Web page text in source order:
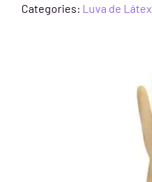
Categories: Luva de Látex